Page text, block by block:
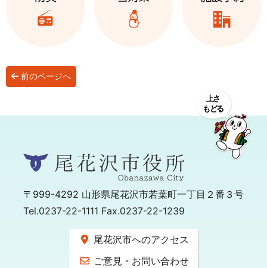
前のページへ
〒999-4292 山形県尾花沢市若葉町一丁目２番３号
Tel.0237-22-1111 Fax.0237-22-1239
尾花沢市へのアクセス
ご意見・お問い合わせ